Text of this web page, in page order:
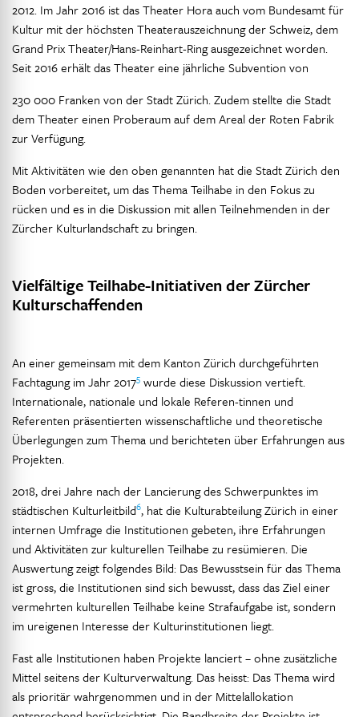
2012. Im Jahr 2016 ist das Theater Hora auch vom Bundesamt für
Kultur mit der höchsten Theaterauszeichnung der Schweiz, dem
Grand Prix Theater/Hans-Reinhart-Ring ausgezeichnet worden.
Seit 2016 erhält das Theater eine jährliche Subvention von
230 000 Franken von der Stadt Zürich. Zudem stellte die Stadt
dem Theater einen Proberaum auf dem Areal der Roten Fabrik
zur Verfügung.
Mit Aktivitäten wie den oben genannten hat die Stadt Zürich den
Boden vorbereitet, um das Thema Teilhabe in den Fokus zu
rücken und es in die Diskussion mit allen Teilnehmenden in der
Zürcher Kulturlandschaft zu bringen.
Vielfältige Teilhabe-Initiativen der Zürcher
Kulturschaffenden
An einer gemeinsam mit dem Kanton Zürich durchgeführten
Fachtagung im Jahr 20175 wurde diese Diskussion vertieft.
Internationale, nationale und lokale Referen-tinnen und
Referenten präsentierten wissenschaftliche und theoretische
Überlegungen zum Thema und berichteten über Erfahrungen aus
Projekten.
2018, drei Jahre nach der Lancierung des Schwerpunktes im
städtischen Kulturleitbild6, hat die Kulturabteilung Zürich in einer
internen Umfrage die Institutionen gebeten, ihre Erfahrungen
und Aktivitäten zur kulturellen Teilhabe zu resümieren. Die
Auswertung zeigt folgendes Bild: Das Bewusstsein für das Thema
ist gross, die Institutionen sind sich bewusst, dass das Ziel einer
vermehrten kulturellen Teilhabe keine Strafaufgabe ist, sondern
im ureigenen Interesse der Kulturinstitutionen liegt.
Fast alle Institutionen haben Projekte lanciert – ohne zusätzliche
Mittel seitens der Kulturverwaltung. Das heisst: Das Thema wird
als prioritär wahrgenommen und in der Mittelallokation